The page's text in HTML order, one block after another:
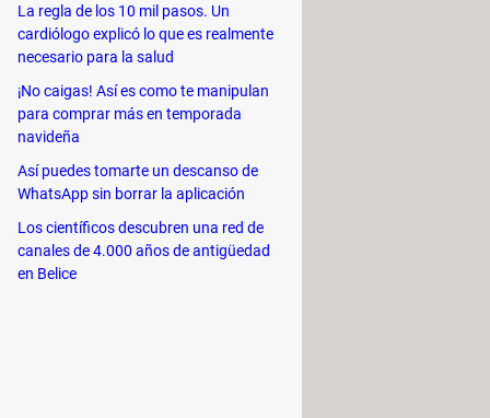
a más de 10 idiomas diferentes.
e, incluso, elabora
compartir las conclusiones.
ideal para eventos con amplia
calendarios, herramientas de
Esto te permitirá estar
La regla de los 10 mil pasos. Un
cardiólogo explicó lo que es realmente
necesario para la salud
¡No caigas! Así es como te manipulan
para comprar más en temporada
navideña
Así puedes tomarte un descanso de
WhatsApp sin borrar la aplicación
Los científicos descubren una red de
canales de 4.000 años de antigüedad
en Belice